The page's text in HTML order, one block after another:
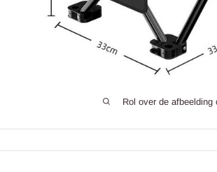
Rol over de afbeelding